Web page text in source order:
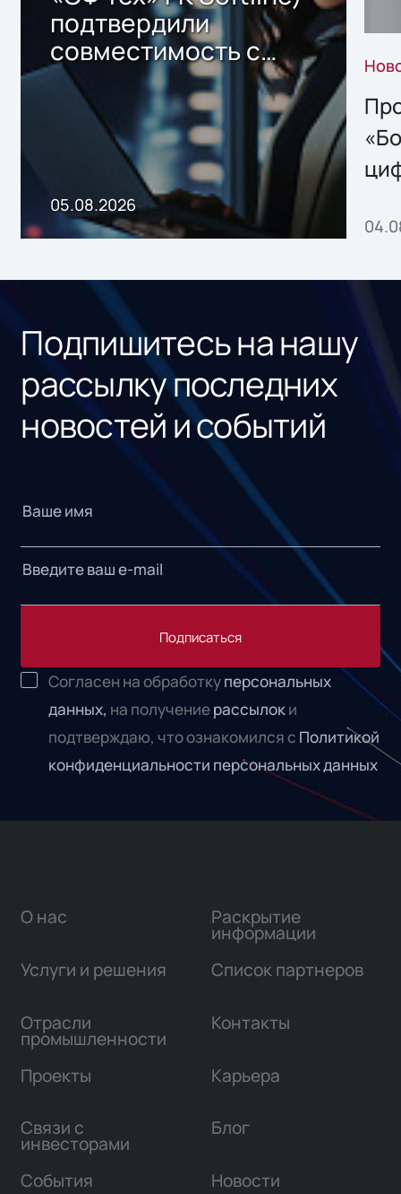
подтвердили
совместимость с
решением Sharx
Storage 2.x для
хранения данных
05.08.2026
Подпишитесь на нашу
рассылку последних
новостей и событий
Подписаться
Согласен на обработкуперсональных
данных, на получениерассылоки
подтверждаю, что ознакомился с Политикой
конфиденциальности персональных данных
О нас
Услуги и решения
Отрасли
промышленности
Проекты
Связи с
инвесторами
Раскрытие
информации
Список партнеров
Контакты
Карьера
Блог
События Новости